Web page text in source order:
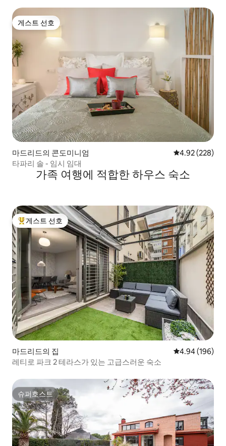
게스트 선호
게스트 선호
마드리드의 콘도미니엄 평점 4.92점(5
4.92 (228)
타파리 솔 - 임시 임대
가족 여행에 적합한 하우스 숙소
상위 게스트 선호
게스트 선호
마드리드의 집 평점 4.94점(5
4.94 (196)
레티로 파크 2 테라스가 있는 고급스러운 숙소
슈퍼호스트
슈퍼호스트